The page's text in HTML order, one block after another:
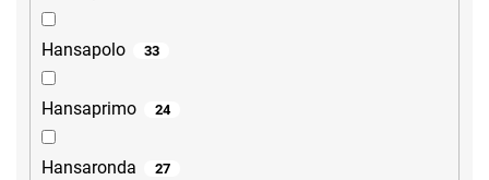
Hansapolo 33
Hansaprimo 24
Hansaronda 27